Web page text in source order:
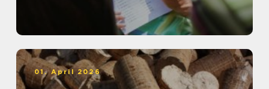
01. April 2026